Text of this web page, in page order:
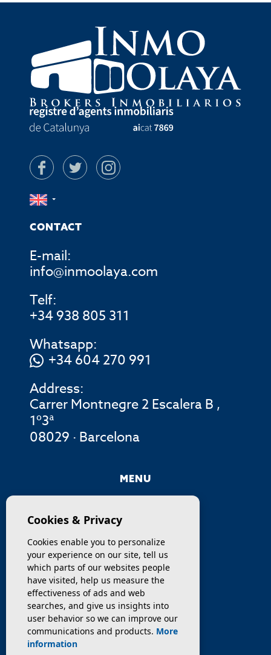
CONTACT
E-mail:
info@inmoolaya.com
Telf:
+34 938 805 311
Whatsapp:
+34 604 270 991
Address:
Carrer Montnegre 2 Escalera B ,
1º3ª
08029 · Barcelona
MENU
PROPERTIES
SERVICES
SELL / TRANSFER
NEWS
Cookies & Privacy
Cookies enable you to personalize
your experience on our site, tell us
which parts of our websites people
have visited, help us measure the
effectiveness of ads and web
searches, and give us insights into
user behavior so we can improve our
communications and products. More
information